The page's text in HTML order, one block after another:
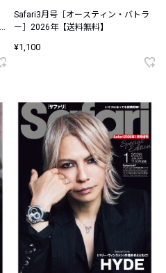
Safari3月号［オースティン・バトラ
ー］2026年【送料無料】
¥1,100